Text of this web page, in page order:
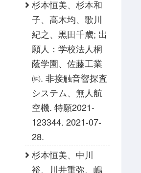
杉本恒美、杉本和
子、高木均、歌川
紀之、黒田千歳; 出
願人：学校法人桐
蔭学園、佐藤工業
㈱. 非接触音響探査
システム、無人航
空機. 特願2021-
123344. 2021-07-
28.
杉本恒美、中川
裕、川井重弥、嶋